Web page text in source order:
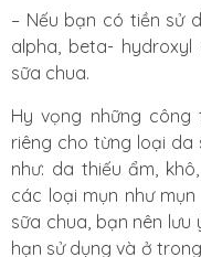
– Nếu bạn có tiền sử
alpha, beta-
sữa chua.
Hy vọng những
riêng cho từng loại
như: da thiếu ẩm,
các loại mụn như
sữa chua, bạn nên
hạn sử dụng và ở